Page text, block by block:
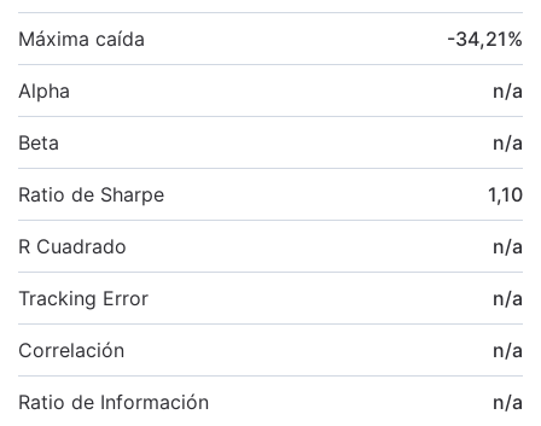
Máxima caída -34,21%
Alpha n/a
Beta n/a
Ratio de Sharpe 1,10
R Cuadrado n/a
Tracking Error n/a
Correlación n/a
Ratio de Información n/a